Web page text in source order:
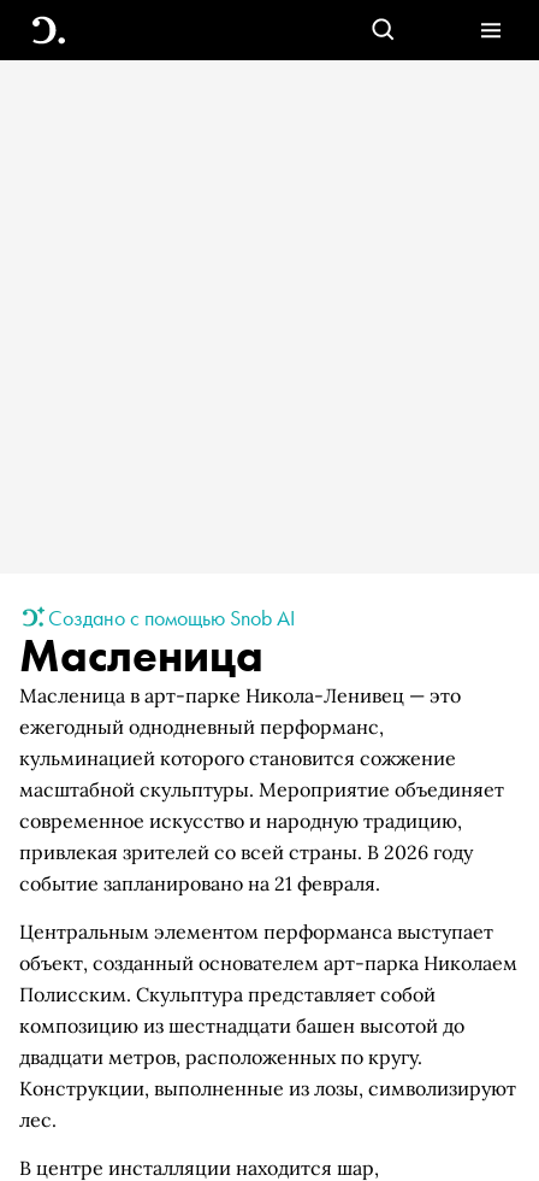
Создано с помощью Snob AI
Масленица
Масленица в арт-парке Никола-Ленивец — это
ежегодный однодневный перформанс,
кульминацией которого становится сожжение
масштабной скульптуры. Мероприятие объединяет
современное искусство и народную традицию,
привлекая зрителей со всей страны. В 2026 году
событие запланировано на 21 февраля.
Центральным элементом перформанса выступает
объект, созданный основателем арт-парка Николаем
Полисским. Скульптура представляет собой
композицию из шестнадцати башен высотой до
двадцати метров, расположенных по кругу.
Конструкции, выполненные из лозы, символизируют
лес.
В центре инсталляции находится шар,